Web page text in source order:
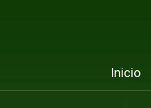
Inicio